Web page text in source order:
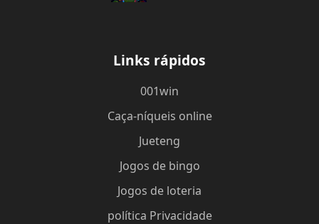
Links rápidos
001win
Caça-níqueis online
Jueteng
Jogos de bingo
Jogos de loteria
política Privacidade